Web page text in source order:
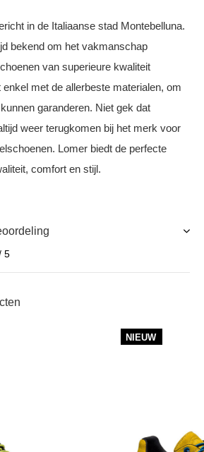
in de Italiaanse stad Montebelluna.
bekend om het vakmanschap
van superieure kwaliteit
met de allerbeste materialen, om
garanderen. Niet gek dat
weer terugkomen bij het merk voor
Lomer biedt de perfecte
comfort en stijl.
5
NIEUW